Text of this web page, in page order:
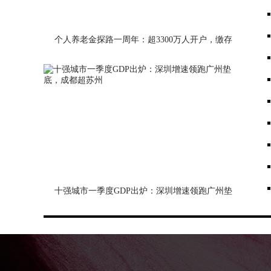
个人养老金探路一周年：超3300万人开户，缴存
十强城市一季度GDP出炉：深圳增速领跑广州垫